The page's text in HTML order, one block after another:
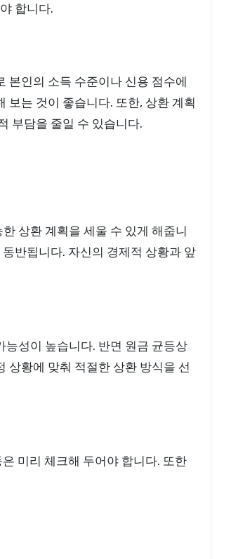
합니다.
본인의 소득 수준이나 신용 점수에
보는 것이 좋습니다. 또한, 상환 계획
부담을 줄일 수 있습니다.
상환 계획을 세울 수 있게 해줍니
반됩니다. 자신의 경제적 상황과 앞
성이 높습니다. 반면 원금 균등상
상황에 맞춰 적절한 상환 방식을 선
미리 체크해 두어야 합니다. 또한